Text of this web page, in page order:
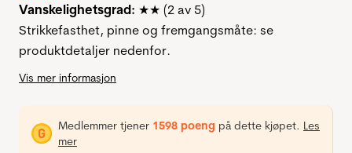
Vanskelighetsgrad: ★★ (2 av 5)
Strikkefasthet, pinne og fremgangsmåte: se
produktdetaljer nedenfor.
Vis mer informasjon
Medlemmer tjener 1598 poeng på dette kjøpet. Les
mer